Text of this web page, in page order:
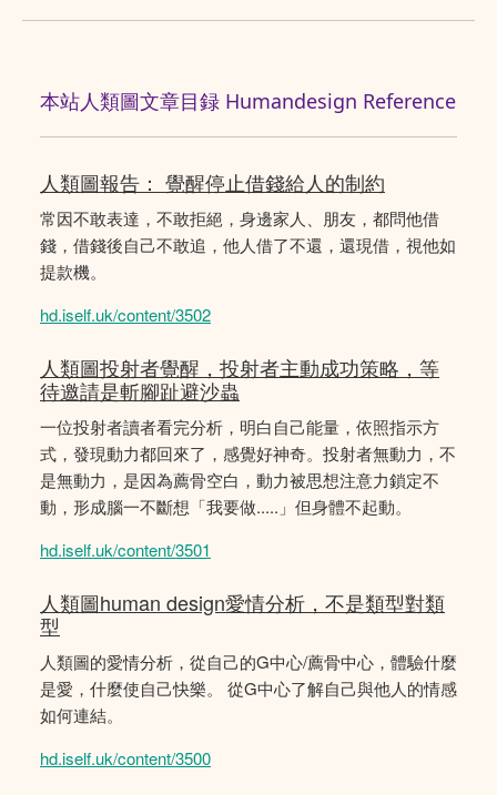
本站人類圖文章目録 Humandesign Reference
人類圖報告： 覺醒停止借錢給人的制約
常因不敢表達，不敢拒絕，身邊家人、朋友，都問他借
錢，借錢後自己不敢追，他人借了不還，還現借，視他如
提款機。
hd.iself.uk/content/3502
人類圖投射者覺醒，投射者主動成功策略，等
待邀請是斬腳趾避沙蟲
一位投射者讀者看完分析，明白自己能量，依照指示方
式，發現動力都回來了，感覺好神奇。投射者無動力，不
是無動力，是因為薦骨空白，動力被思想注意力鎖定不
動，形成腦一不斷想「我要做.....」但身體不起動。
hd.iself.uk/content/3501
人類圖human design愛情分析，不是類型對類
型
人類圖的愛情分析，從自己的G中心/薦骨中心，體驗什麼
是愛，什麼使自己快樂。 從G中心了解自己與他人的情感
如何連結。
hd.iself.uk/content/3500